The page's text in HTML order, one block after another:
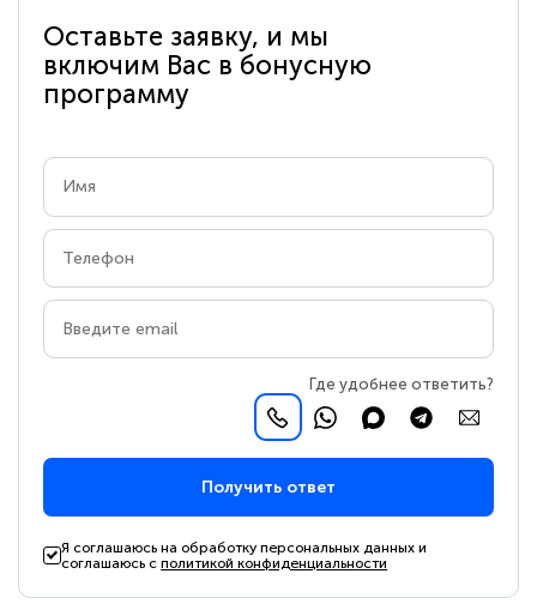
Оставьте заявку, и мы
включим Вас в бонусную
программу
Где удобнее ответить?
Получить ответ
Я соглашаюсь на обработку персональных данных и
соглашаюсь сполитикой конфиденциальности